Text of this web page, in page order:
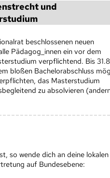
und
beschlossenen neuen
Pädagog_innen ein vor dem
verpflichtend. Bis
bloßen Bachelorabschluss
das Masterstudium
zu absolvieren
so wende dich an deine
auf Bundesebene: